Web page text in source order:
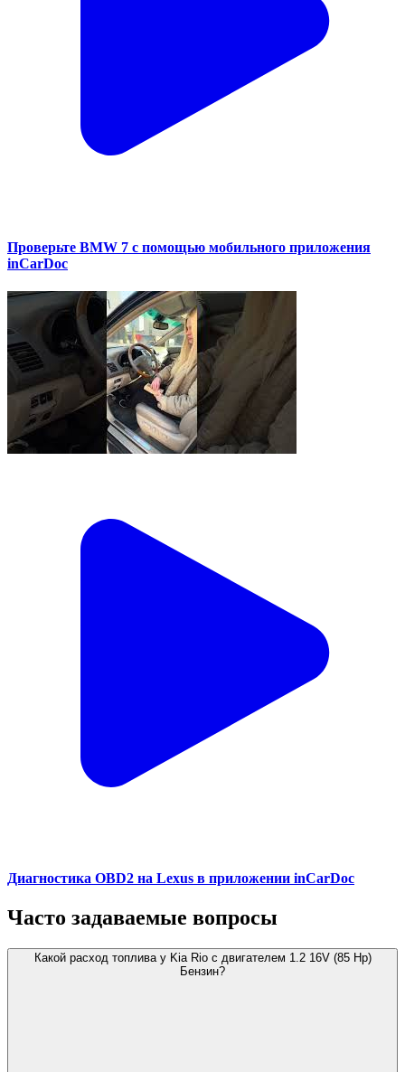
Проверьте BMW 7 с помощью мобильного приложения
inCarDoc
Диагностика OBD2 на Lexus в приложении inCarDoc
Часто задаваемые вопросы
Какой расход топлива у Kia Rio с двигателем 1.2 16V (85 Hp)
Бензин?